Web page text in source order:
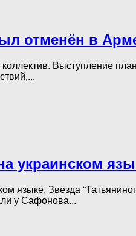
отменён в
Выступление
украинском
языке. Звезда
у Сафонова...